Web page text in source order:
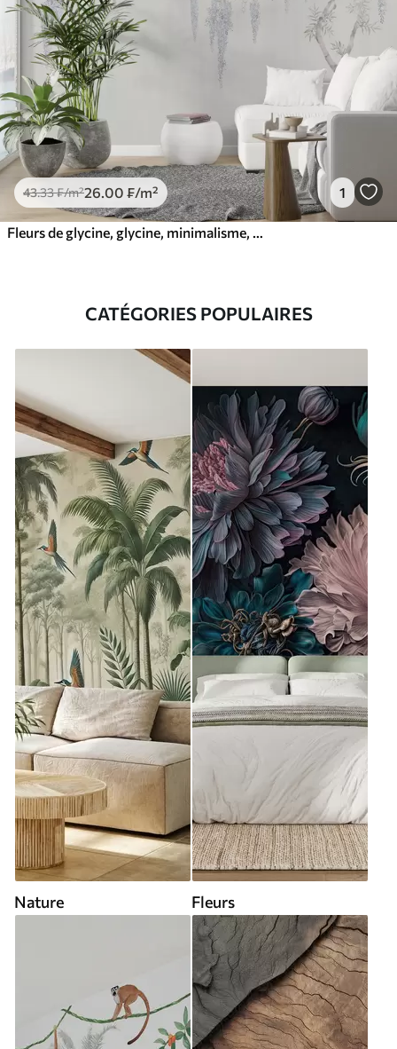
43.33₣/m²26 .00 ₣/m² 1
CATÉGORIES POPULAIRES
Nature Fleurs